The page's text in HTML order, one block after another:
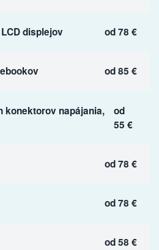
displejov od 78 €
od 85 €
konektorov napájania,
od
55 €
od 78 €
od 78 €
od 58 €